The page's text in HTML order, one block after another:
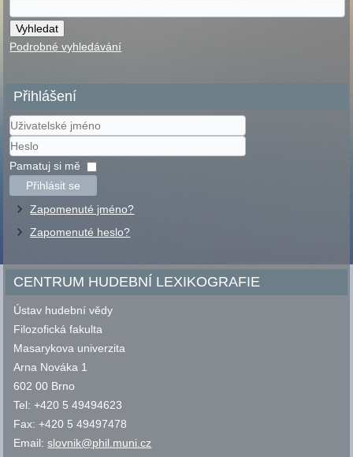
Podrobné vyhledávání
Přihlášení
Uživatelské
jméno
Heslo
Pamatuj si mě
Přihlásit se
Zapomenuté jméno?
Zapomenuté heslo?
CENTRUM HUDEBNÍ LEXIKOGRAFIE
Ústav hudební vědy
Filozofická fakulta
Masarykova univerzita
Arna Nováka 1
602 00 Brno
Tel: +420 5 49494623
Fax: +420 5 49497478
Email:slovnik@phil.muni.cz